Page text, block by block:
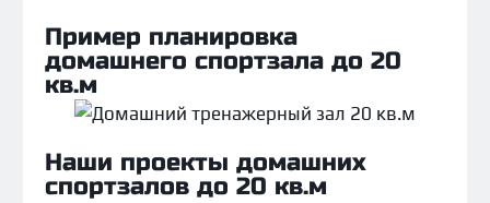
Пример планировка
домашнего спортзала до 20
кв.м
Наши проекты домашних
спортзалов до 20 кв.м